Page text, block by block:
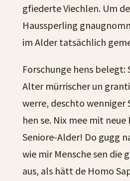
gfiederte Viechlen. Um
Haussperling
im Alder tatsächlich
Forschunge hens belegt:
Alter mürrischer un
werre, deschto
hen se. Nix mee mit
Seniore-Alder! Do gugg
wie mir Mensche sen die
aus, als hätt de Homo